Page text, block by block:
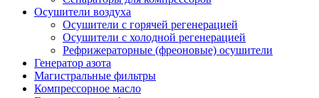
Осушители воздуха
Осушители с горячей регенерацией
Осушители с холодной регенерацией
Рефрижераторные (фреоновые) осушители
Генератор азота
Магистральные фильтры
Компрессорное масло